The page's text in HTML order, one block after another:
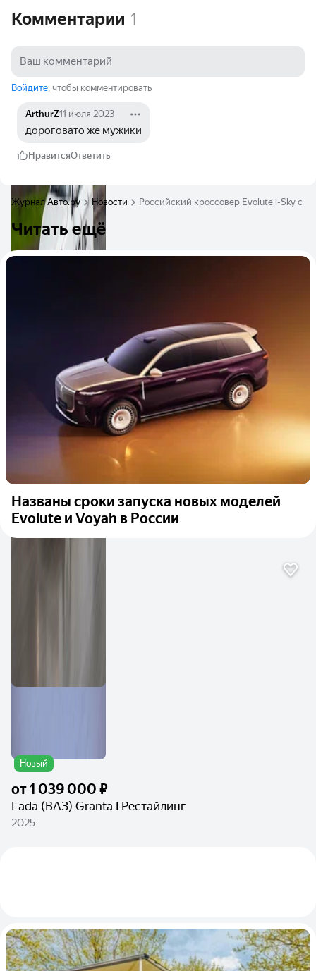
Комментарии 1
Войдите, чтобы комментировать
ArthurZ11 июля 2023
дороговато же мужики
НравитсяОтветить
Журнал Авто.ру Новости Российский кроссовер Evolute i-Sky с
Читать ещё
Названы сроки запуска новых моделей
Evolute и Voyah в России
Новый
от1 039 000 ₽
Lada (ВАЗ) Granta I Рестайлинг
2025